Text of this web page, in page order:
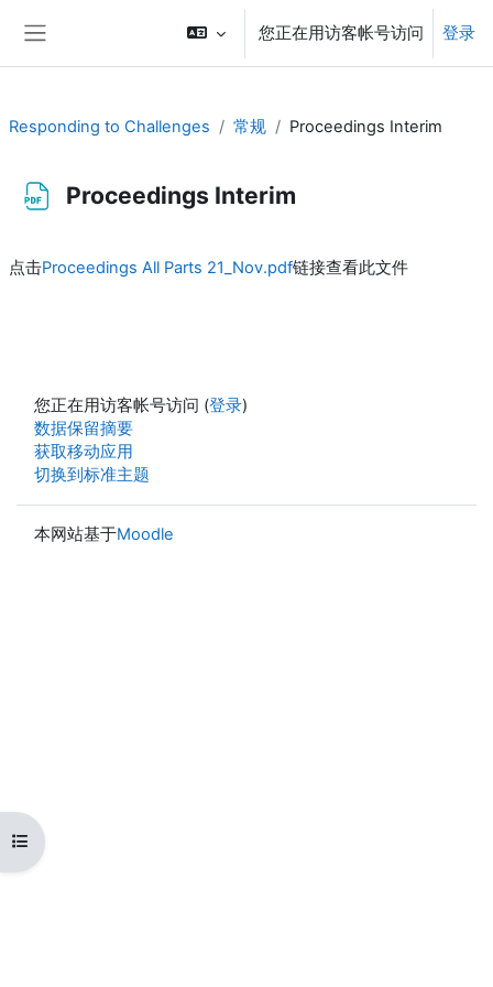
您正在用访客帐号访问 登录
打开课程索引
Responding to Challenges 常规 Proceedings Interim
Proceedings Interim
点击Proceedings All Parts 21_Nov.pdf链接查看此文件
您正在用访客帐号访问 (登录)
‎数据保留摘要‎
获取移动应用
切换到标准主题
本网站基于Moodle